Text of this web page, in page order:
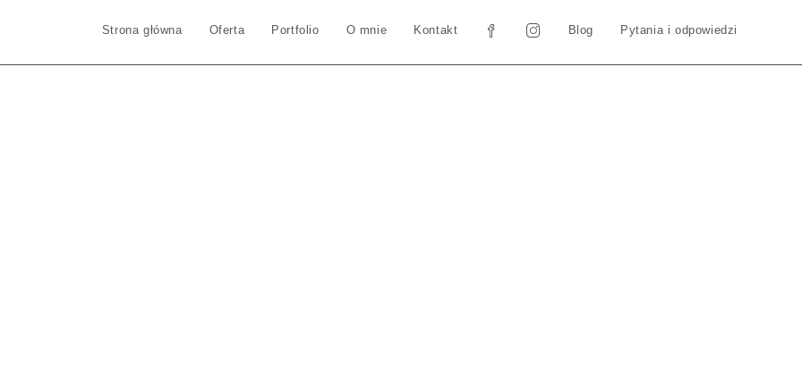
Strona główna Oferta Portfolio O mnie Kontakt Blog Pytania i odpowiedzi